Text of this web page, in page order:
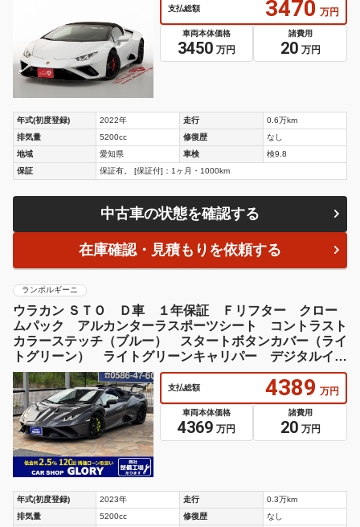
支払総額 3470 万円
車両本体価格
3450 万円
諸費用
20 万円
年式(初度登録) 2022年 走行
0.6万km
排気量
5200cc 修復歴
なし
地域
愛知県 車検
検9.8
保証
保証有。 [保証付]：1ヶ月・1000km
中古車の状態を確認する
在庫確認・見積もりを依頼する
ランボルギーニ
ウラカン ＳＴＯ Ｄ車 １年保証 Ｆリフター クロー
ムパック アルカンターラスポーツシート コントラスト
カラーステッチ（ブルー） スタートボタンカバー（ライ
トグリーン） ライトグリーンキャリパー デジタルイン
ナーミラー
支払総額 4389 万円
車両本体価格
4369 万円
諸費用
20 万円
年式(初度登録) 2023年 走行
0.3万km
排気量
5200cc 修復歴
なし